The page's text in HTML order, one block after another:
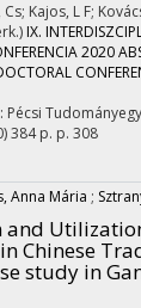
Kajos, L F;
IX.
2020
Pécsi
384 p. p. 308
Anna Mária ;
and
Chinese
study in